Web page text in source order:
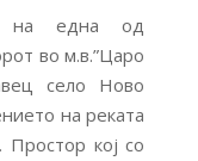
на една од
во м.в.”Царo
село Ново
на реката
Простор кој со